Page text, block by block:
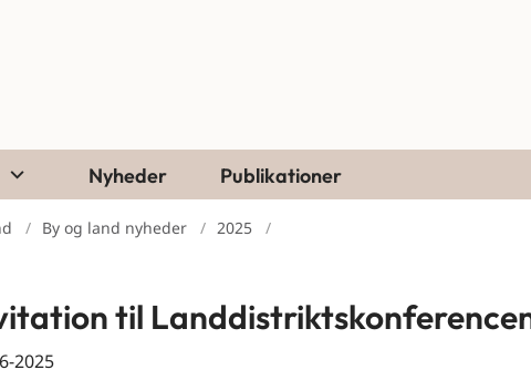
Nyheder Publikationer
By og land nyheder
2025
til
2025